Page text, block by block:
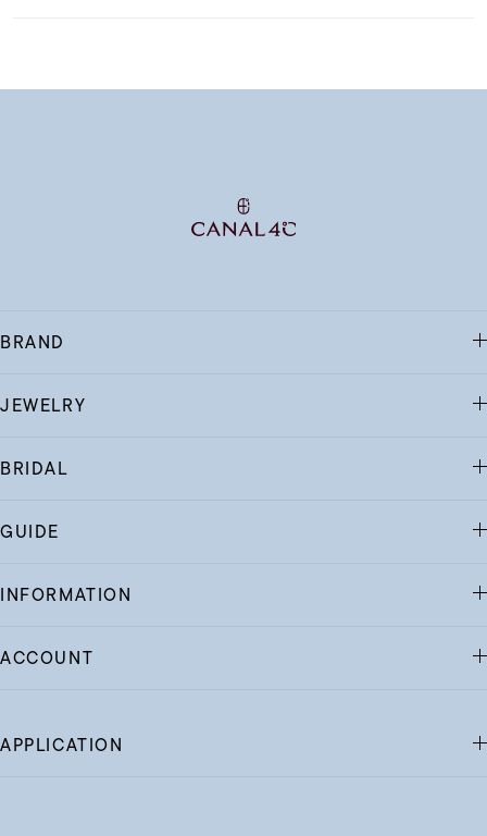
BRAND
JEWELRY
BRIDAL
GUIDE
INFORMATION
ACCOUNT
APPLICATION